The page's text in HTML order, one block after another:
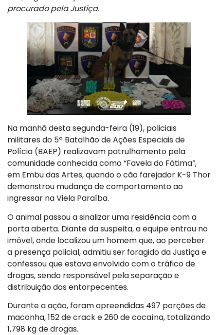
procurado pela Justiça.
Na manhã desta segunda-feira (19), policiais
militares do 5º Batalhão de Ações Especiais de
Polícia (BAEP) realizavam patrulhamento pela
comunidade conhecida como “Favela do Fátima”,
em Embu das Artes, quando o cão farejador K-9 Thor
demonstrou mudança de comportamento ao
ingressar na Viela Paraíba.
O animal passou a sinalizar uma residência com a
porta aberta. Diante da suspeita, a equipe entrou no
imóvel, onde localizou um homem que, ao perceber
a presença policial, admitiu ser foragido da Justiça e
confessou que estava envolvido com o tráfico de
drogas, sendo responsável pela separação e
distribuição dos entorpecentes.
Durante a ação, foram apreendidas 497 porções de
maconha, 152 de crack e 260 de cocaína, totalizando
1,798 kg de drogas.